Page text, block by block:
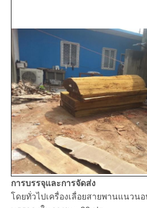
การบรรจุและการจัดส่ง
โดยทั่วไปเครื่องเลื่อยสายพานแนวน